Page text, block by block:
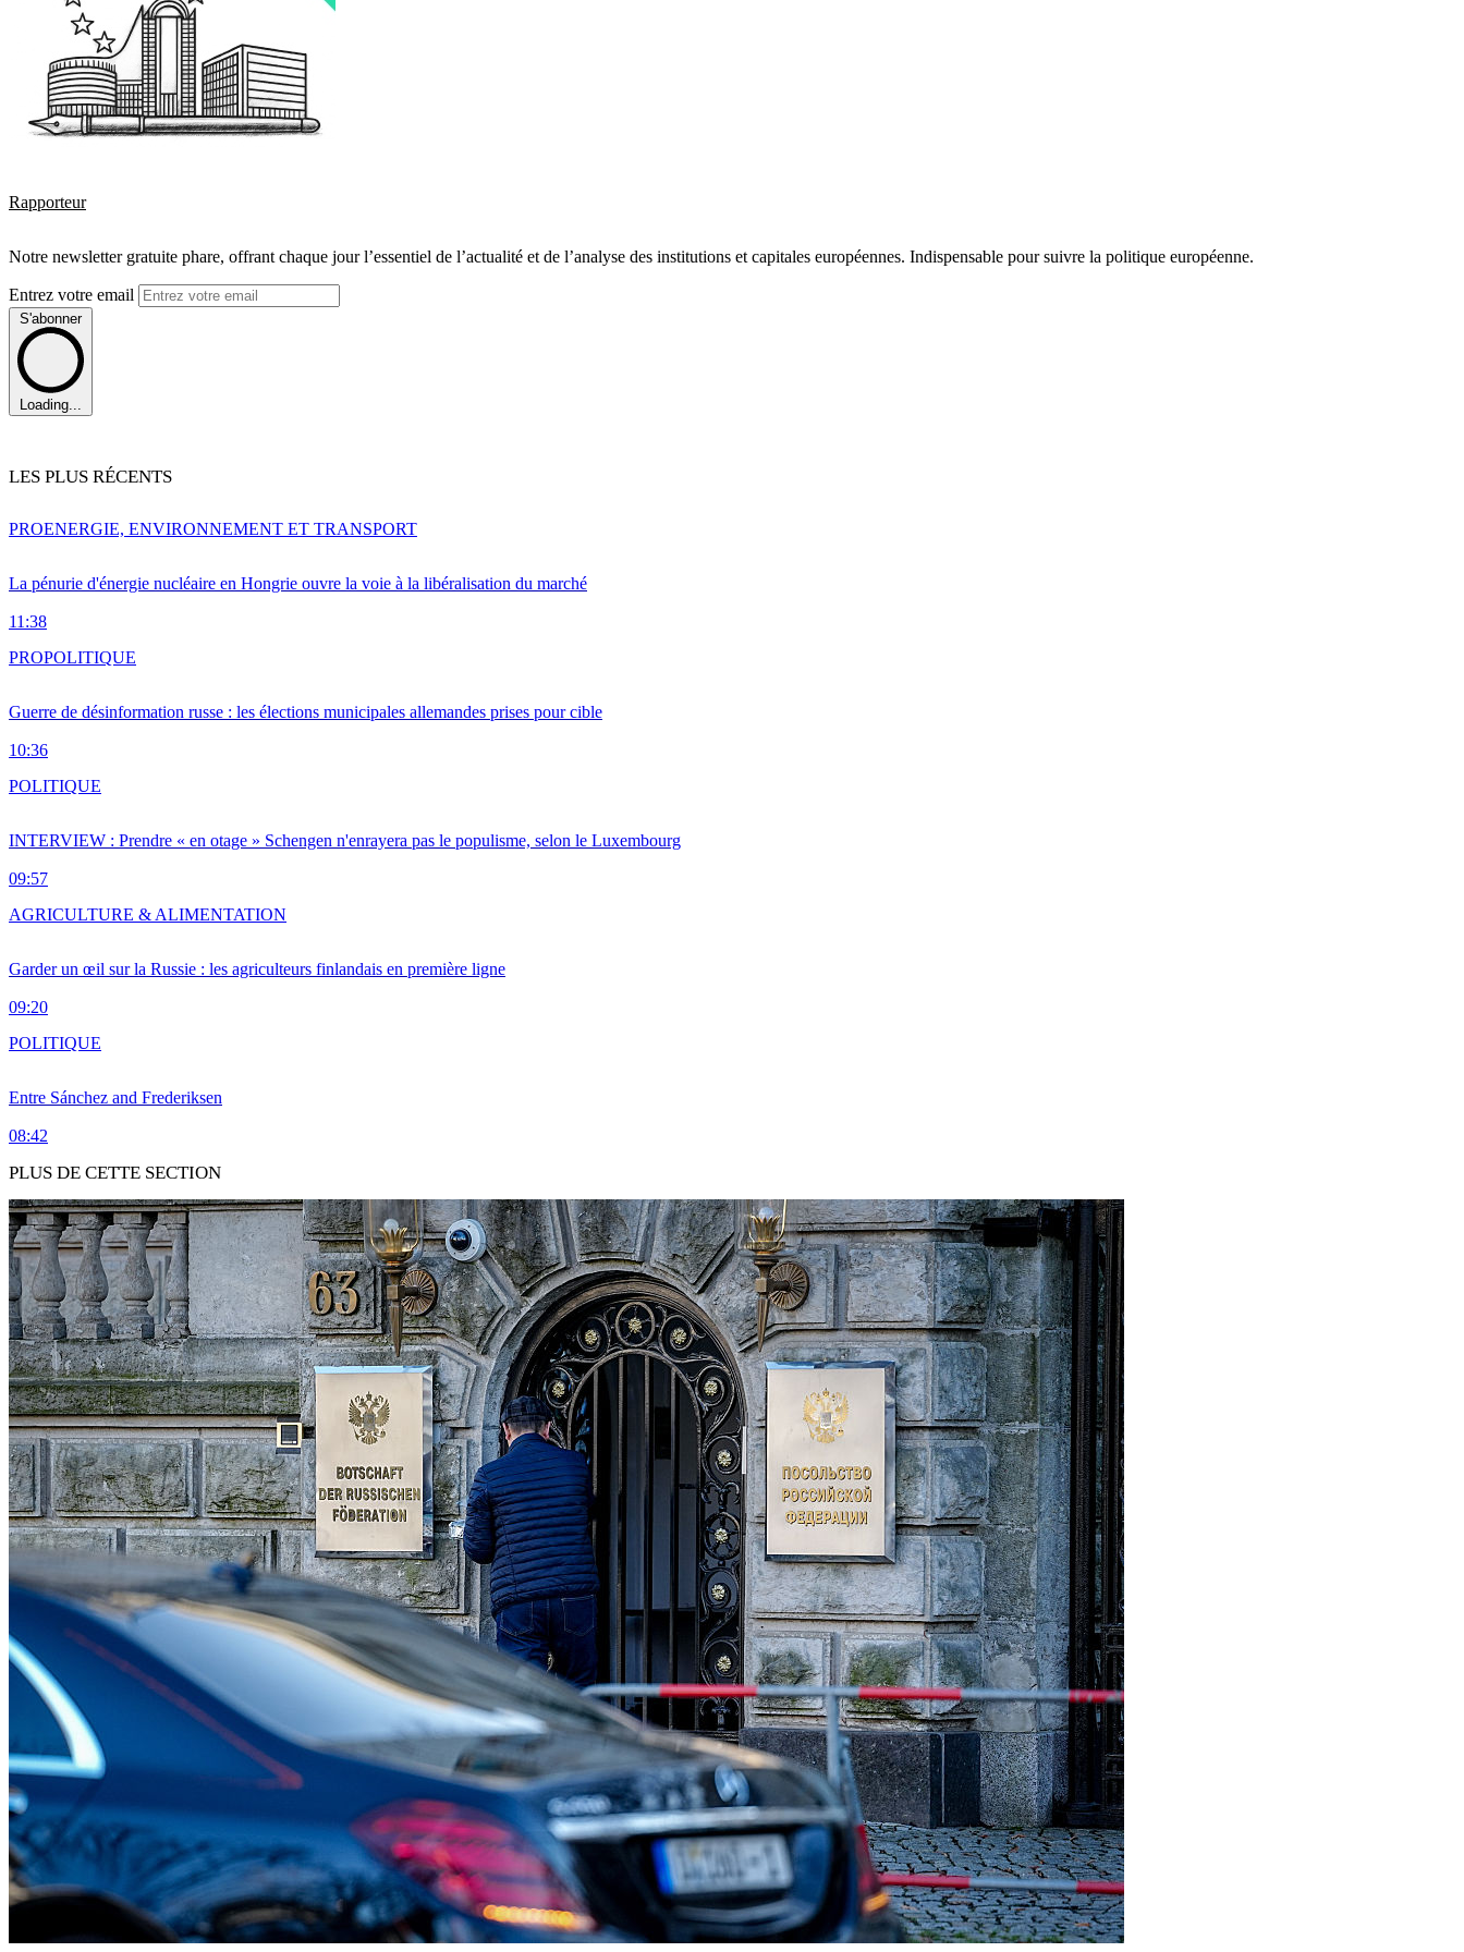
Rapporteur
Notre newsletter gratuite phare, offrant chaque jour l’essentiel de l’actualité et de l’analyse des institutions et capitales européennes. Indispensable pour suivre la politique européenne.
Entrez votre email
S'abonner
Loading...
LES PLUS RÉCENTS
La pénurie d'énergie nucléaire en Hongrie ouvre la voie à la libéralisation du marché
11:38
PROENERGIE, ENVIRONNEMENT ET TRANSPORT
Guerre de désinformation russe : les élections municipales allemandes prises pour cible
10:36
PROPOLITIQUE
INTERVIEW : Prendre « en otage » Schengen n'enrayera pas le populisme, selon le Luxembourg
09:57
POLITIQUE
Garder un œil sur la Russie : les agriculteurs finlandais en première ligne
09:20
AGRICULTURE & ALIMENTATION
Entre Sánchez and Frederiksen
08:42
POLITIQUE
PLUS DE CETTE SECTION